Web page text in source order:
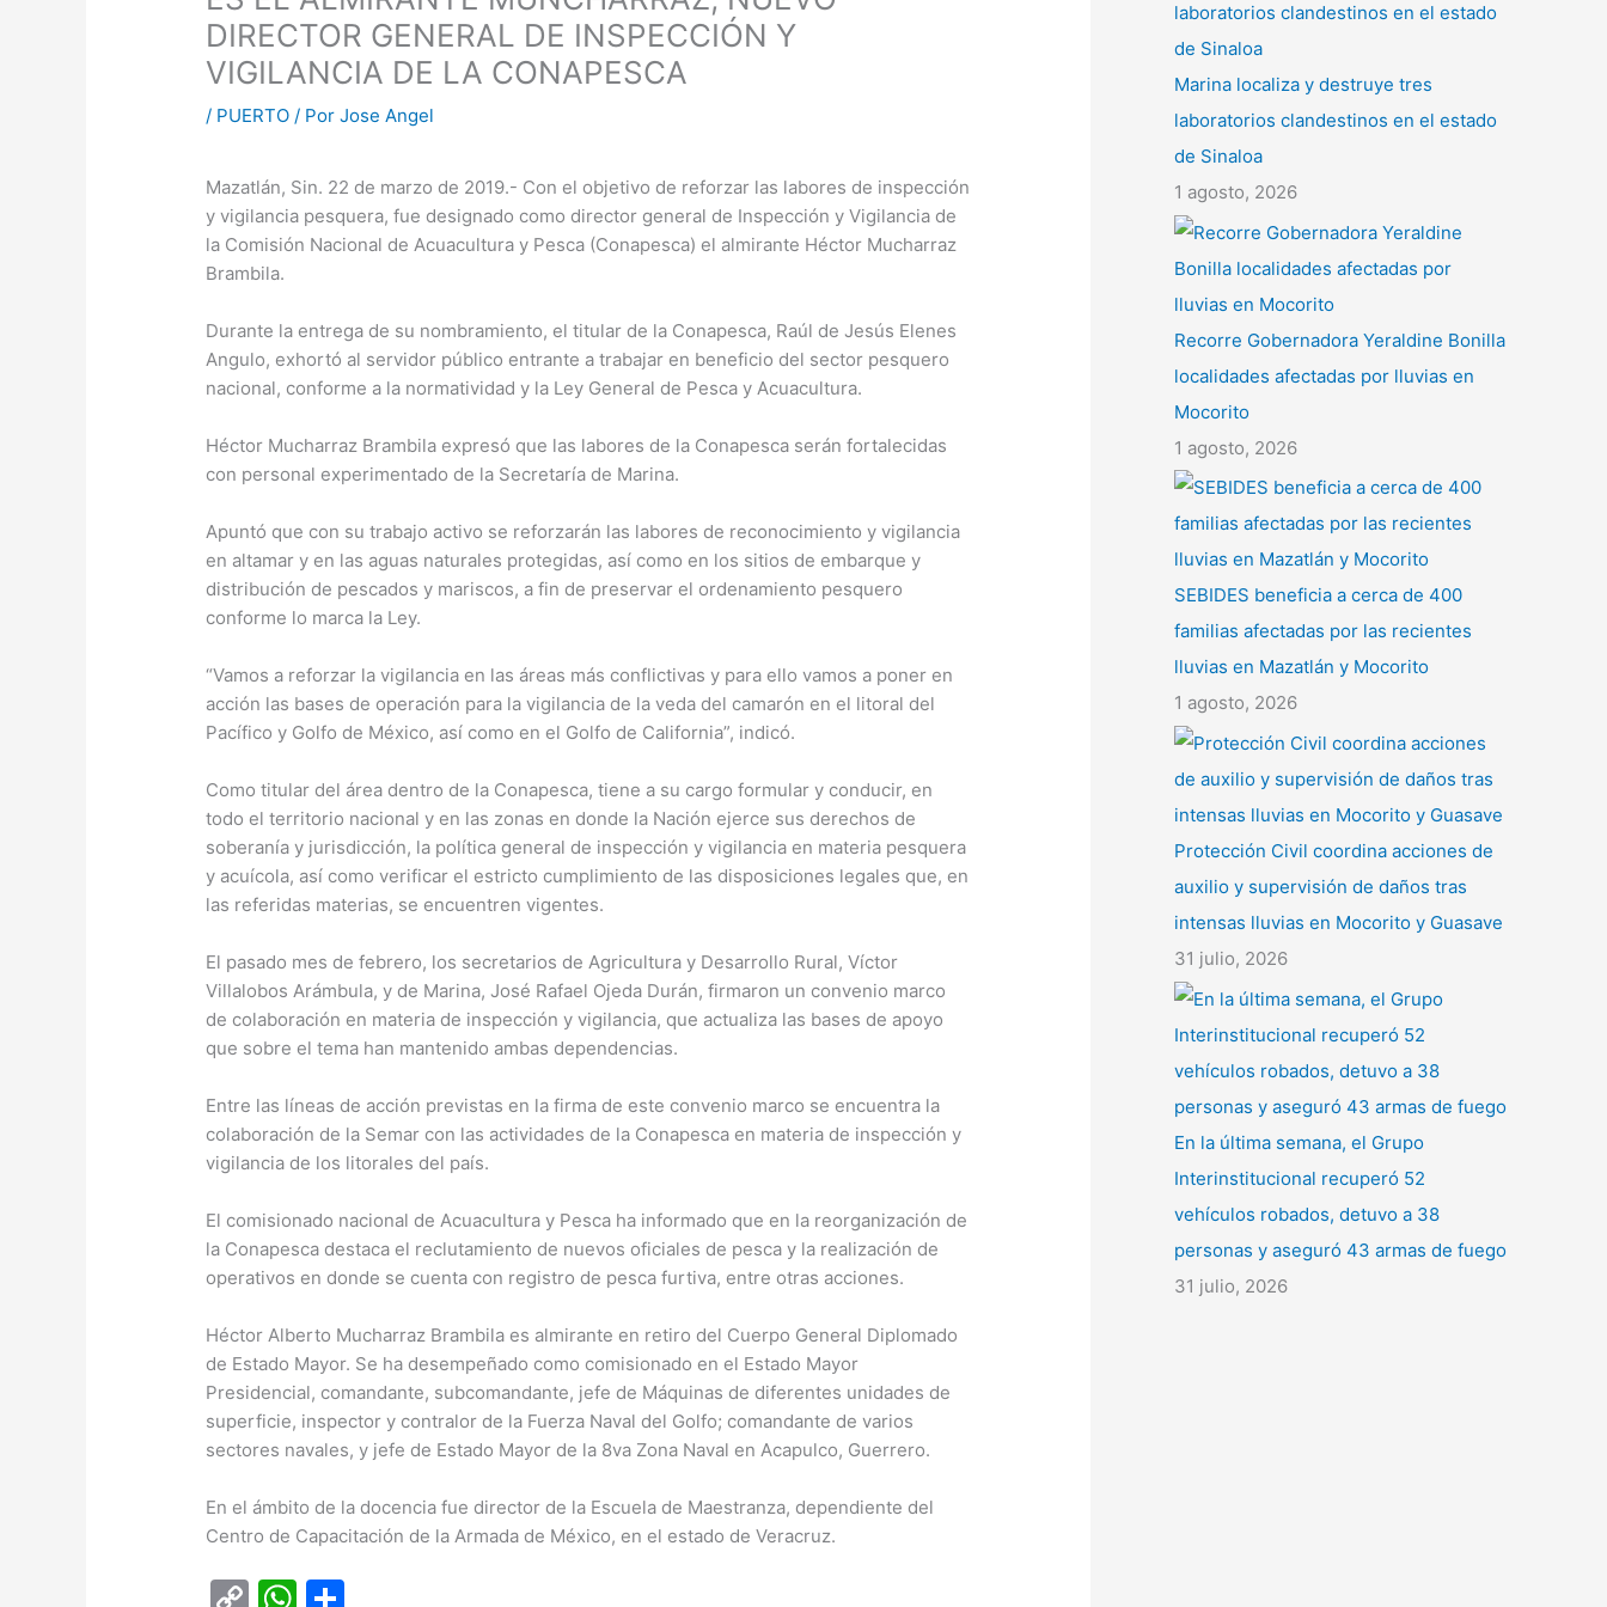
DIRECTOR GENERAL DE INSPECCIÓN Y
VIGILANCIA DE LA CONAPESCA
/ PUERTO / PorJose Angel
Mazatlán, Sin. 22 de marzo de 2019.- Con el objetivo de reforzar las labores de inspección
y vigilancia pesquera, fue designado como director general de Inspección y Vigilancia de
la Comisión Nacional de Acuacultura y Pesca (Conapesca) el almirante Héctor Mucharraz
Brambila.
Durante la entrega de su nombramiento, el titular de la Conapesca, Raúl de Jesús Elenes
Angulo, exhortó al servidor público entrante a trabajar en beneficio del sector pesquero
nacional, conforme a la normatividad y la Ley General de Pesca y Acuacultura.
Héctor Mucharraz Brambila expresó que las labores de la Conapesca serán fortalecidas
con personal experimentado de la Secretaría de Marina.
Apuntó que con su trabajo activo se reforzarán las labores de reconocimiento y vigilancia
en altamar y en las aguas naturales protegidas, así como en los sitios de embarque y
distribución de pescados y mariscos, a fin de preservar el ordenamiento pesquero
conforme lo marca la Ley.
“Vamos a reforzar la vigilancia en las áreas más conflictivas y para ello vamos a poner en
acción las bases de operación para la vigilancia de la veda del camarón en el litoral del
Pacífico y Golfo de México, así como en el Golfo de California”, indicó.
Como titular del área dentro de la Conapesca, tiene a su cargo formular y conducir, en
todo el territorio nacional y en las zonas en donde la Nación ejerce sus derechos de
soberanía y jurisdicción, la política general de inspección y vigilancia en materia pesquera
y acuícola, así como verificar el estricto cumplimiento de las disposiciones legales que, en
las referidas materias, se encuentren vigentes.
El pasado mes de febrero, los secretarios de Agricultura y Desarrollo Rural, Víctor
Villalobos Arámbula, y de Marina, José Rafael Ojeda Durán, firmaron un convenio marco
de colaboración en materia de inspección y vigilancia, que actualiza las bases de apoyo
que sobre el tema han mantenido ambas dependencias.
Entre las líneas de acción previstas en la firma de este convenio marco se encuentra la
colaboración de la Semar con las actividades de la Conapesca en materia de inspección y
vigilancia de los litorales del país.
El comisionado nacional de Acuacultura y Pesca ha informado que en la reorganización de
la Conapesca destaca el reclutamiento de nuevos oficiales de pesca y la realización de
operativos en donde se cuenta con registro de pesca furtiva, entre otras acciones.
Héctor Alberto Mucharraz Brambila es almirante en retiro del Cuerpo General Diplomado
de Estado Mayor. Se ha desempeñado como comisionado en el Estado Mayor
Presidencial, comandante, subcomandante, jefe de Máquinas de diferentes unidades de
superficie, inspector y contralor de la Fuerza Naval del Golfo; comandante de varios
sectores navales, y jefe de Estado Mayor de la 8va Zona Naval en Acapulco, Guerrero.
En el ámbito de la docencia fue director de la Escuela de Maestranza, dependiente del
Centro de Capacitación de la Armada de México, en el estado de Veracruz.
Marina localiza y destruye tres
laboratorios clandestinos en el estado
de Sinaloa
1 agosto, 2026
Recorre Gobernadora Yeraldine Bonilla
localidades afectadas por lluvias en
Mocorito
1 agosto, 2026
SEBIDES beneficia a cerca de 400
familias afectadas por las recientes
lluvias en Mazatlán y Mocorito
1 agosto, 2026
Protección Civil coordina acciones de
auxilio y supervisión de daños tras
intensas lluvias en Mocorito y Guasave
31 julio, 2026
En la última semana, el Grupo
Interinstitucional recuperó 52
vehículos robados, detuvo a 38
personas y aseguró 43 armas de fuego
31 julio, 2026